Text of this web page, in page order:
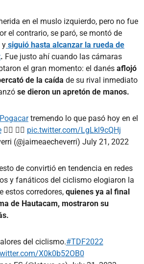
en el muslo izquierdo, pero no fue
el contrario, se paró, se montó de
y siguió hasta alcanzar la rueda de
. Fue justo ahí cuando las cámaras
el gran momento: el danés aflojó
de la caída de su rival inmediato
se dieron un apretón de manos.
tremendo lo que pasó hoy en el
🚴‍♀️ 🚴‍♂️ pic.twitter.com/LgLkl9cQHj
(@jaimeaecheverri) July 21, 2022
de convirtió en tendencia en redes
y fanáticos del ciclismo elogiaron la
estos corredores, quienes ya al final
de Hautacam, mostraron su
del ciclismo.#TDF2022
X0k0b52OB0